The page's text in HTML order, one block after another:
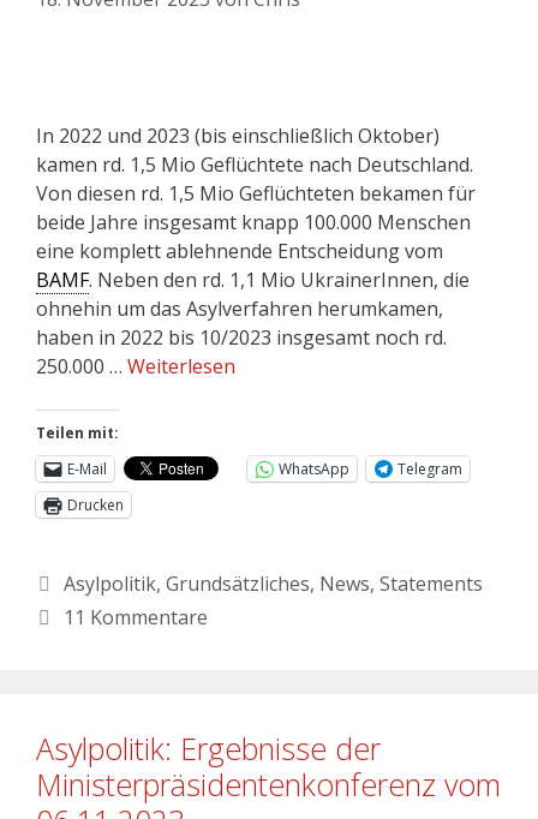
In 2022 und 2023 (bis einschließlich Oktober)
kamen rd. 1,5 Mio Geflüchtete nach Deutschland.
Von diesen rd. 1,5 Mio Geflüchteten bekamen für
beide Jahre insgesamt knapp 100.000 Menschen
eine komplett ablehnende Entscheidung vom
BAMF. Neben den rd. 1,1 Mio UkrainerInnen, die
ohnehin um das Asylverfahren herumkamen,
haben in 2022 bis 10/2023 insgesamt noch rd.
250.000 … Weiterlesen
Teilen mit:
E-Mail
WhatsApp
Telegram
Drucken
Asylpolitik, Grundsätzliches, News, Statements
11 Kommentare
Asylpolitik: Ergebnisse der
Ministerpräsidentenkonferenz vom